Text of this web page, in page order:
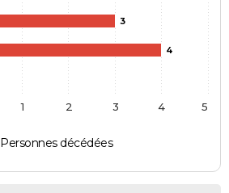
3
4
Personnes décédées
1 2 3 4 5